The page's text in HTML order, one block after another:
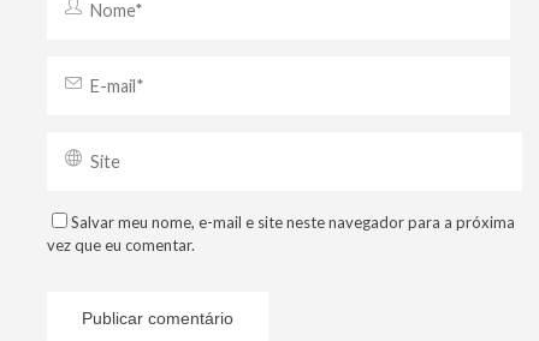
Salvar meu nome, e-mail e site neste navegador para a próxima
vez que eu comentar.